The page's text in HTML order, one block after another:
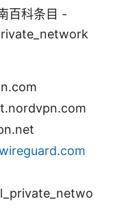
百科条目 -